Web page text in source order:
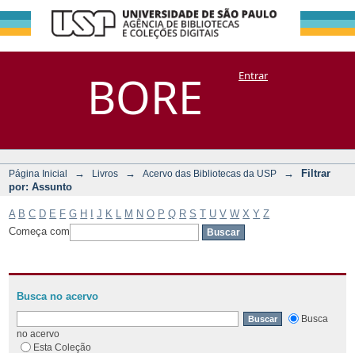
BORE
Filtrar por:
Assunto
DSpace/Manakin + CoriscoEntrar
Página Inicial → Livros → Acervo das Bibliotecas da USP →
Filtrar
por: Assunto
A B C D E F G H J K M N O P Q R S T U V W X Y Z
Começa com
Busca no acervo
Busca
no acervo
Esta Coleção